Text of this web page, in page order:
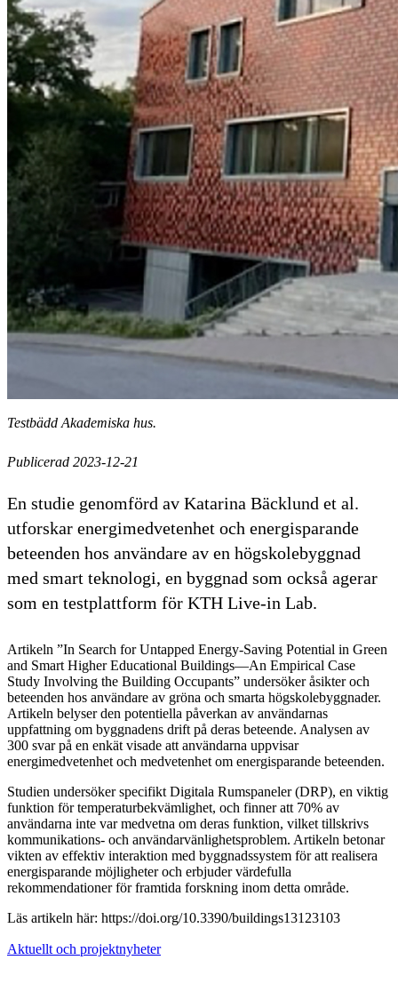
Testbädd Akademiska hus.
Publicerad 2023-12-21
En studie genomförd av Katarina Bäcklund et al.
utforskar energimedvetenhet och energisparande
beteenden hos användare av en högskolebyggnad
med smart teknologi, en byggnad som också agerar
som en testplattform för KTH Live-in Lab.
Artikeln ”In Search for Untapped Energy-Saving Potential in Green
and Smart Higher Educational Buildings—An Empirical Case
Study Involving the Building Occupants” undersöker åsikter och
beteenden hos användare av gröna och smarta högskolebyggnader.
Artikeln belyser den potentiella påverkan av användarnas
uppfattning om byggnadens drift på deras beteende. Analysen av
300 svar på en enkät visade att användarna uppvisar
energimedvetenhet och medvetenhet om energisparande beteenden.
Studien undersöker specifikt Digitala Rumspaneler (DRP), en viktig
funktion för temperaturbekvämlighet, och finner att 70% av
användarna inte var medvetna om deras funktion, vilket tillskrivs
kommunikations- och användarvänlighetsproblem. Artikeln betonar
vikten av effektiv interaktion med byggnadssystem för att realisera
energisparande möjligheter och erbjuder värdefulla
rekommendationer för framtida forskning inom detta område.
Läs artikeln här: https://doi.org/10.3390/buildings13123103
Aktuellt och projektnyheter